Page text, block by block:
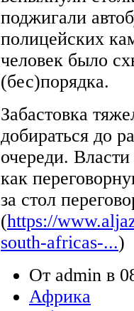
поджигали
полицейских
человек было
(бес)порядка.
Забастовка
добираться до
очереди.
как
за стол
(https://
south-africas-...)
От admin в
Африка